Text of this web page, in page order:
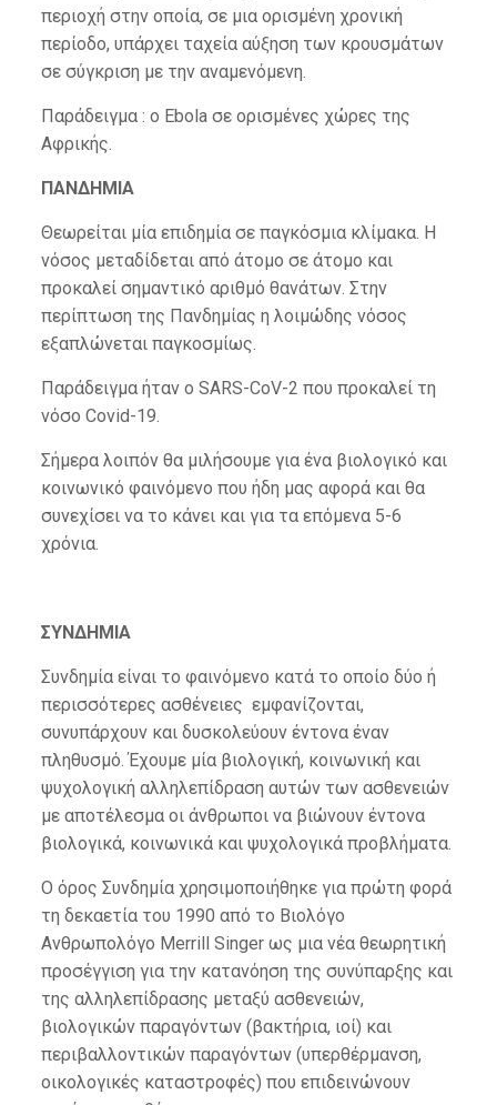
περιοχή στην οποία, σε μια ορισμένη χρονική
περίοδο, υπάρχει ταχεία αύξηση των κρουσμάτων
σε σύγκριση με την αναμενόμενη.
Παράδειγμα : ο Ebola σε ορισμένες χώρες της
Αφρικής.
ΠΑΝΔΗΜΙΑ
Θεωρείται μία επιδημία σε παγκόσμια κλίμακα. Η
νόσος μεταδίδεται από άτομο σε άτομο και
προκαλεί σημαντικό αριθμό θανάτων. Στην
περίπτωση της Πανδημίας η λοιμώδης νόσος
εξαπλώνεται παγκοσμίως.
Παράδειγμα ήταν ο SARS-CoV-2 που προκαλεί τη
νόσο Covid-19.
Σήμερα λοιπόν θα μιλήσουμε για ένα βιολογικό και
κοινωνικό φαινόμενο που ήδη μας αφορά και θα
συνεχίσει να το κάνει και για τα επόμενα 5-6
χρόνια.
ΣΥΝΔΗΜΙΑ
Συνδημία είναι το φαινόμενο κατά το οποίο δύο ή
περισσότερες ασθένειες εμφανίζονται,
συνυπάρχουν και δυσκολεύουν έντονα έναν
πληθυσμό. Έχουμε μία βιολογική, κοινωνική και
ψυχολογική αλληλεπίδραση αυτών των ασθενειών
με αποτέλεσμα οι άνθρωποι να βιώνουν έντονα
βιολογικά, κοινωνικά και ψυχολογικά προβλήματα.
Ο όρος Συνδημία χρησιμοποιήθηκε για πρώτη φορά
τη δεκαετία του 1990 από τo Βιολόγο
Ανθρωπολόγο Merrill Singer ως μια νέα θεωρητική
προσέγγιση για την κατανόηση της συνύπαρξης και
της αλληλεπίδρασης μεταξύ ασθενειών,
βιολογικών παραγόντων (βακτήρια, ιοί) και
περιβαλλοντικών παραγόντων (υπερθέρμανση,
οικολογικές καταστροφές) που επιδεινώνουν